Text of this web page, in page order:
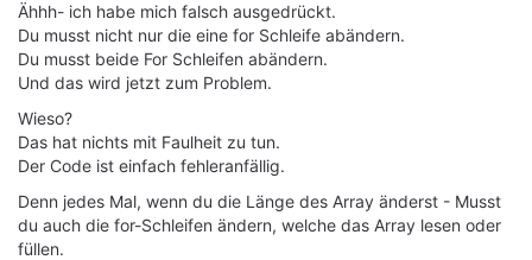
Ähhh- ich habe mich falsch ausgedrückt.
Du musst nicht nur die eine for Schleife abändern.
Du musst beide For Schleifen abändern.
Und das wird jetzt zum Problem.
Wieso?
Das hat nichts mit Faulheit zu tun.
Der Code ist einfach fehleranfällig.
Denn jedes Mal, wenn du die Länge des Array änderst - Musst
du auch die for-Schleifen ändern, welche das Array lesen oder
füllen.